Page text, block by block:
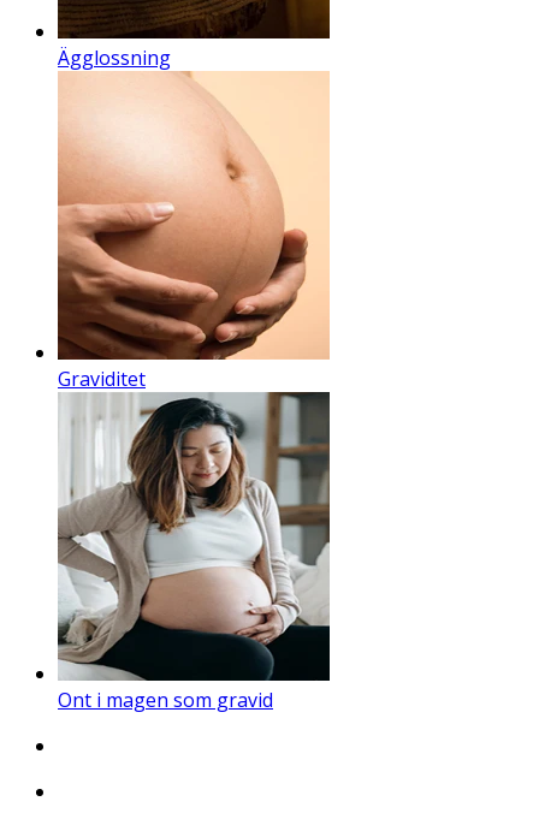
Ägglossning
Graviditet
Ont i magen som gravid